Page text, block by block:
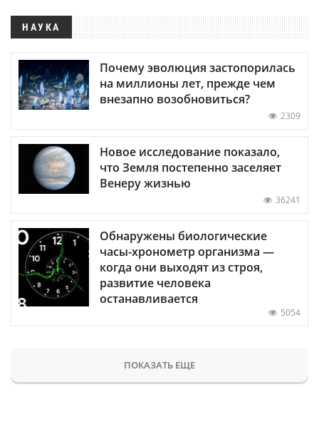
НАУКА
Почему эволюция застопорилась
на миллионы лет, прежде чем
внезапно возобновиться?
2309
Новое исследование показало,
что Земля постепенно заселяет
Венеру жизнью
36241
Обнаружены биологические
часы-хронометр организма —
когда они выходят из строя,
развитие человека
останавливается
5054
ПОКАЗАТЬ ЕЩЕ